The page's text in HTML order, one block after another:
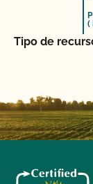
Tipo de